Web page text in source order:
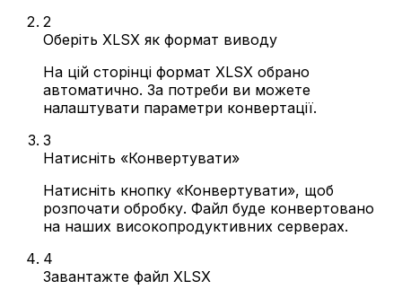
2
Оберіть XLSX як формат виводу
На цій сторінці формат XLSX обрано
автоматично. За потреби ви можете
налаштувати параметри конвертації.
3
Натисніть «Конвертувати»
Натисніть кнопку «Конвертувати», щоб
розпочати обробку. Файл буде конвертовано
на наших високопродуктивних серверах.
4
Завантажте файл XLSX